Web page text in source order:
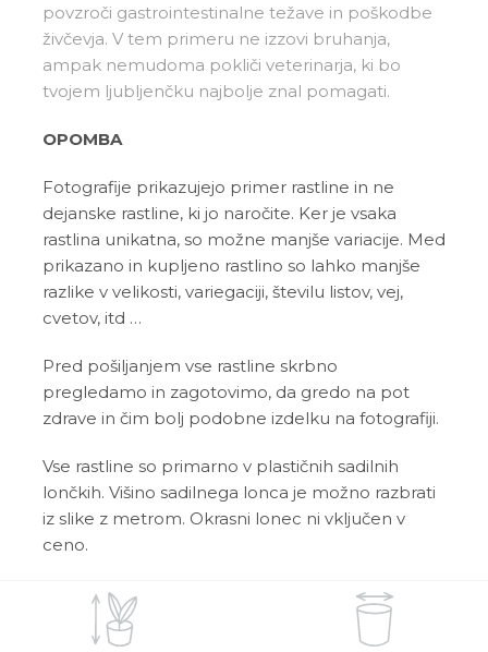
povzroči gastrointestinalne težave in poškodbe
živčevja. V tem primeru ne izzovi bruhanja,
ampak nemudoma pokliči veterinarja, ki bo
tvojem ljubljenčku najbolje znal pomagati.
OPOMBA
Fotografije prikazujejo primer rastline in ne
dejanske rastline, ki jo naročite. Ker je vsaka
rastlina unikatna, so možne manjše variacije. Med
prikazano in kupljeno rastlino so lahko manjše
razlike v velikosti, variegaciji, številu listov, vej,
cvetov, itd …
Pred pošiljanjem vse rastline skrbno
pregledamo in zagotovimo, da gredo na pot
zdrave in čim bolj podobne izdelku na fotografiji.
Vse rastline so primarno v plastičnih sadilnih
lončkih. Višino sadilnega lonca je možno razbrati
iz slike z metrom. Okrasni lonec ni vključen v
ceno.